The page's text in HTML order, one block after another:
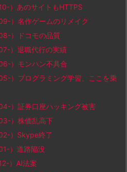
）あのサイトもHTTPS
）名作ゲームのリメイク
）ドコモの品質
）退職代行の実績
）モンハン不具合
）プログラミング学習、ここを乗
）証券口座ハッキング被害
）株価乱高下
）Skype終了
）道路陥没
）AI法案